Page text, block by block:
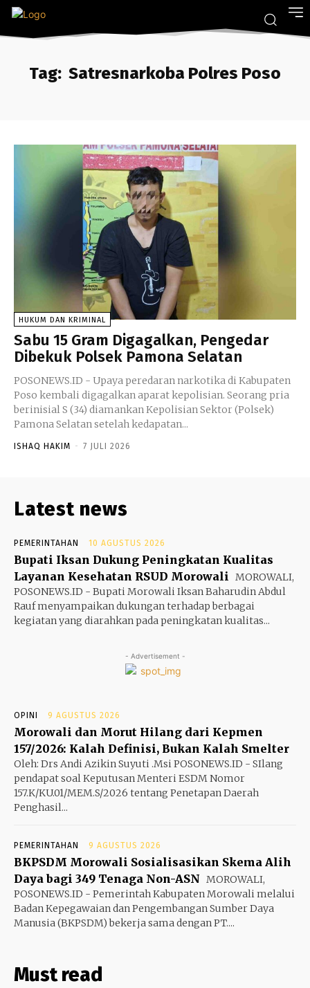
Tag: Satresnarkoba Polres Poso
HUKUM DAN KRIMINAL
Sabu 15 Gram Digagalkan, Pengedar
Dibekuk Polsek Pamona Selatan
POSONEWS.ID - Upaya peredaran narkotika di Kabupaten
Poso kembali digagalkan aparat kepolisian. Seorang pria
berinisial S (34) diamankan Kepolisian Sektor (Polsek)
Pamona Selatan setelah kedapatan...
ISHAQ HAKIM - 7 JULI 2026
Latest news
PEMERINTAHAN 10 AGUSTUS 2026
Bupati Iksan Dukung Peningkatan Kualitas
Layanan Kesehatan RSUD Morowali MOROWALI,
POSONEWS.ID - Bupati Morowali Iksan Baharudin Abdul
Rauf menyampaikan dukungan terhadap berbagai
kegiatan yang diarahkan pada peningkatan kualitas...
- Advertisement -
OPINI 9 AGUSTUS 2026
Morowali dan Morut Hilang dari Kepmen
157/2026: Kalah Definisi, Bukan Kalah Smelter
Oleh: Drs Andi Azikin Suyuti .Msi POSONEWS.ID - SIlang
pendapat soal Keputusan Menteri ESDM Nomor
157.K/KU.01/MEM.S/2026 tentang Penetapan Daerah
Penghasil...
PEMERINTAHAN 9 AGUSTUS 2026
BKPSDM Morowali Sosialisasikan Skema Alih
Daya bagi 349 Tenaga Non-ASN MOROWALI,
POSONEWS.ID - Pemerintah Kabupaten Morowali melalui
Badan Kepegawaian dan Pengembangan Sumber Daya
Manusia (BKPSDM) bekerja sama dengan PT....
Must read